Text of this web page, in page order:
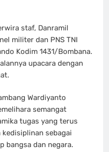
staf, Danramil
militer dan PNS TNI
Kodim 1431/Bombana.
upacara dengan
Wardiyanto
semangat
tugas yang terus
sebagai
bangsa dan negara.